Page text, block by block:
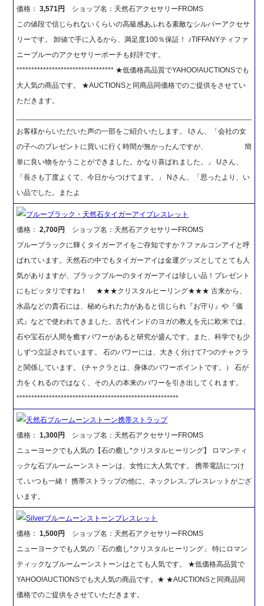
価格：3,571円
ショップ名：天然石アクセサリーFROMS
この値段で信じられないくらいの高級感あふれる素敵なシルバーアクセサ
リーです。 卸値で手に入るから、満足度100％保証！ ♪TIFFANYティファ
ニーブルーのアクセサリーポーチも好評です。
********************************* ★低価格高品質でYAHOO!AUCTIONSでも
大人気の商品です。 ★AUCTIONSと同商品同価格でのご提供をさせてい
ただきます。
お客様からいただいた声の一部をご紹介いたします。 Iさん、「会社の女
の子へのプレゼントに買いに行く時間が無かったんですが、 簡
単に良い物をかうことができました。かなり喜ばれました。」 Uさん、
「長さも丁度よくて、今日からつけてます。」 Nさん、「思ったより、い
い品でした。またよ
ブルーブラック・天然石タイガーアイブレスレット
価格：2,700円
ショップ名：天然石アクセサリーFROMS
ブルーブラックに輝くタイガーアイをご存知ですか？ファルコンアイと呼
ばれています。天然石の中でもタイガーアイは金運グッズとしてとても人
気がありますが、ブラックブルーのタイガーアイは珍しい品！プレゼント
にもピッタリですね！ ★★★クリスタルヒーリング★★★ 古来から、
水晶などの貴石には、秘められた力があると信じられ『お守り』や『儀
式』などで使われてきました。古代インドのヨガの教えを元に欧米では、
石や宝石が人間を癒すパワーがあると研究が盛んです。また、科学でも少
しずつ立証されています。 石のパワーには、大きく分けて7つのチャクラ
と関係しています。 (チャクラとは、身体のパワーポイントです。） 石が
力をくれるのではなく、その人の本来のパワーを引き出してくれます。
*******************************************************
天然石ブルームーンストーン携帯ストラップ
価格：1,300円
ショップ名：天然石アクセサリーFROMS
ニューヨークでも人気の【石の癒し*クリスタルヒーリング】 ロマンティ
ックな石ブルームーンストーンは、女性に大人気です。 携帯電話につけ
て､いつも一緒！ 携帯ストラップの他に、ネックレス､ブレスレットがござ
います。
Silverブルームーンストーンブレスレット
価格：1,500円
ショップ名：天然石アクセサリーFROMS
ニューヨークでも人気の「石の癒し*クリスタルヒーリング」 特にロマン
ティックなブルームーンストーンはとても人気です。 ★低価格高品質で
YAHOO!AUCTIONSでも大人気の商品です。★ ★AUCTIONSと同商品同
価格でのご提供をさせていただきます。